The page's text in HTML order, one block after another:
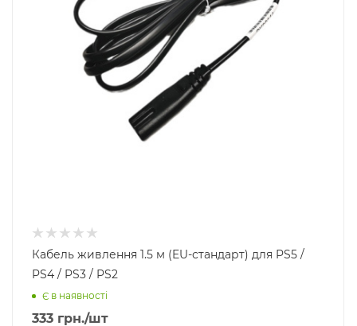
Кабель живлення 1.5 м (EU-стандарт) для PS5 /
PS4 / PS3 / PS2
Є в наявності
333 грн./шт